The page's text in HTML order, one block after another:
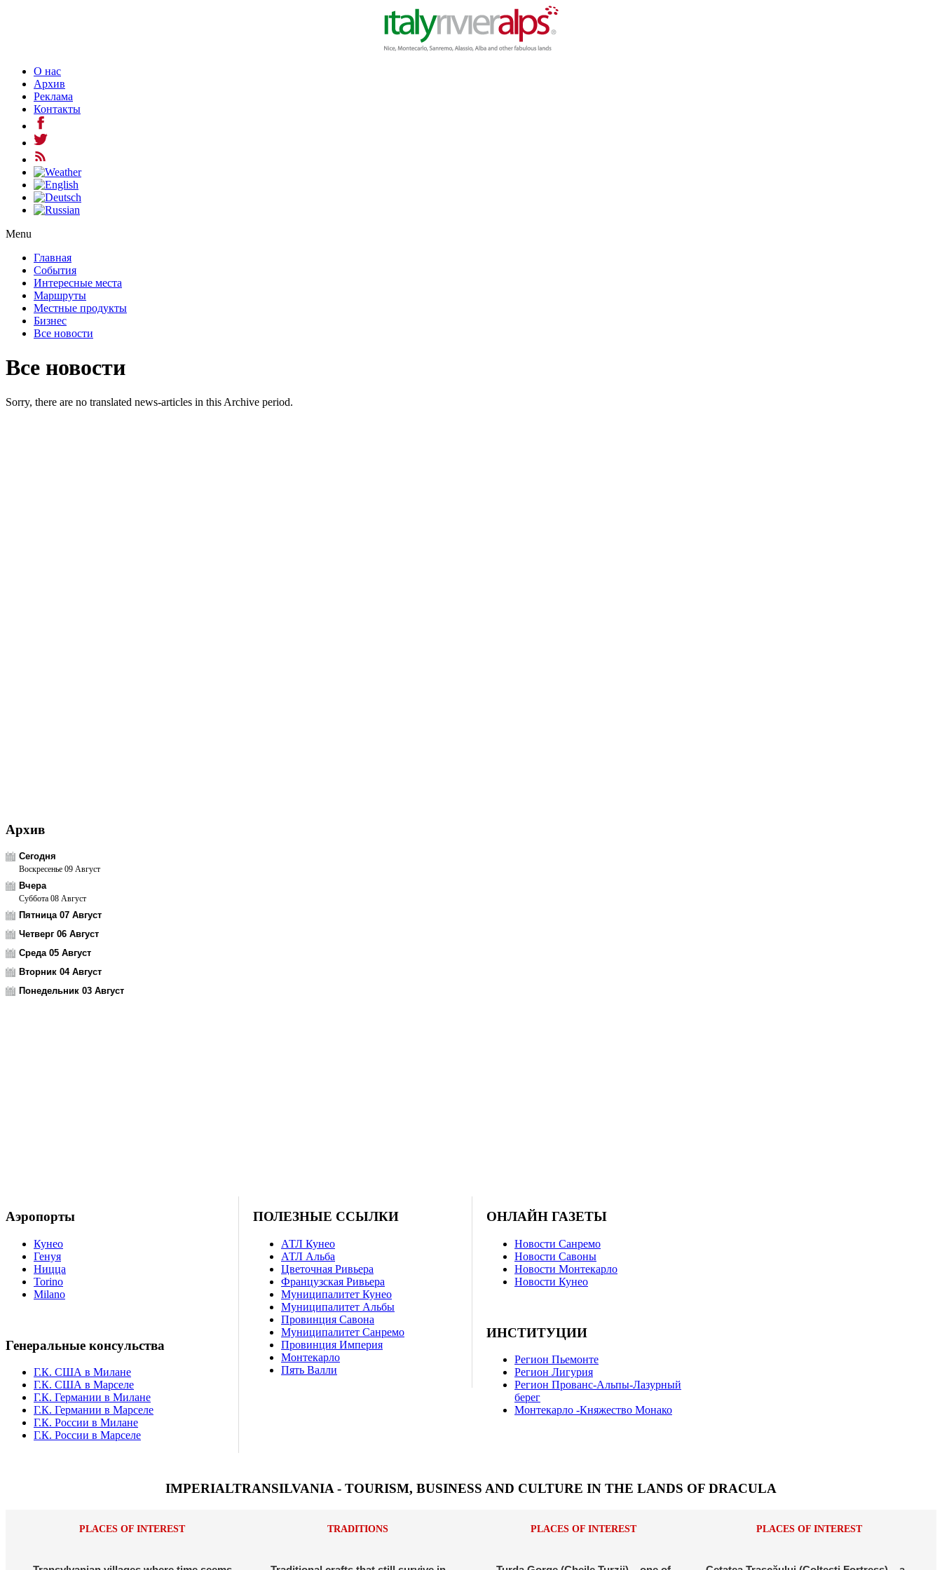
О нас
Архив
Реклама
Контакты
Menu
Главная
События
Интересные места
Маршруты
Местные продукты
Бизнес
Все новости
Все новости
Sorry, there are no translated news-articles in this Archive period.
Архив
Сегодня
Воскресенье 09 Август
Вчера
Суббота 08 Август
Пятница 07 Август
Четверг 06 Август
Среда 05 Август
Вторник 04 Август
Понедельник 03 Август
Аэропорты
Кунео
Генуя
Ницца
Torino
Milano
Генеральные консульства
Г.К. США в Милане
Г.К. США в Марселе
Г.К. Германии в Милане
Г.К. Германии в Марселе
Г.К. России в Милане
Г.К. России в Марселе
ПОЛЕЗНЫЕ ССЫЛКИ
АТЛ Кунео
АТЛ Альба
Цветочная Ривьера
Французская Ривьера
Муниципалитет Кунео
Муниципалитет Альбы
Провинция Савона
Муниципалитет Санремо
Провинция Империя
Монтекарло
Пять Валли
ОНЛАЙН ГАЗЕТЫ
Новости Санремо
Новости Савоны
Новости Монтекарло
Новости Кунео
ИНСТИТУЦИИ
Регион Пьемонте
Регион Лигурия
Регион Прованс-Альпы-Лазурный
берег
Монтекарло -Княжество Монако
IMPERIALTRANSILVANIA - TOURISM, BUSINESS AND CULTURE IN THE LANDS OF DRACULA
PLACES OF INTEREST TRADITIONS PLACES OF INTEREST PLACES OF INTEREST